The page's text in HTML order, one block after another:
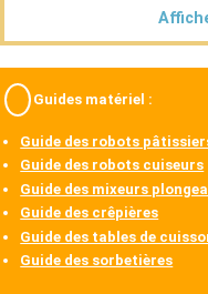
Guides matériel :
Guide des robots
Guide des robots cuiseurs
Guide des mixeurs
Guide des crêpières
Guide des tables de
Guide des sorbetières